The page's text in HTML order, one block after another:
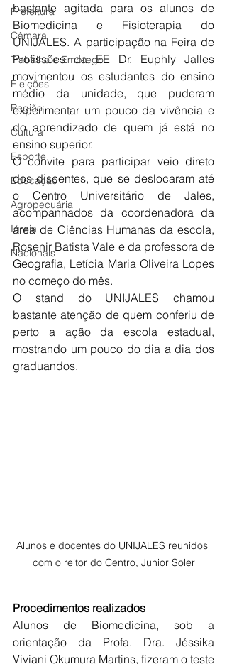
Prefeitura
Câmara
Trabalho e Emprego
Eleições
Região
Cultura
Esporte
Educação
Agropecuária
Igreja
Nacionais
bastante agitada para os alunos de
Biomedicina e Fisioterapia do
UNIJALES. A participação na Feira de
Profissões da EE Dr. Euphly Jalles
movimentou os estudantes do ensino
médio da unidade, que puderam
experimentar um pouco da vivência e
do aprendizado de quem já está no
ensino superior.
O convite para participar veio direto
dos discentes, que se deslocaram até
o Centro Universitário de Jales,
acompanhados da coordenadora da
área de Ciências Humanas da escola,
Rosenir Batista Vale e da professora de
Geografia, Letícia Maria Oliveira Lopes
no começo do mês.
O stand do UNIJALES chamou
bastante atenção de quem conferiu de
perto a ação da escola estadual,
mostrando um pouco do dia a dia dos
graduandos.
Alunos e docentes do UNIJALES reunidos
com o reitor do Centro, Junior Soler
Procedimentos realizados
Alunos de Biomedicina, sob a
orientação da Profa. Dra. Jéssika
Viviani Okumura Martins, fizeram o teste